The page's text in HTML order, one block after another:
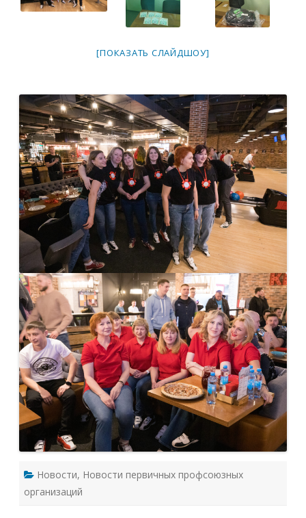
[ПОКАЗАТЬ СЛАЙДШОУ]
Новости, Новости первичных профсоюзных
организаций